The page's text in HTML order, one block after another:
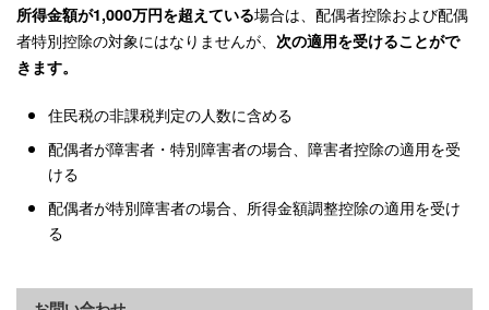
所得金額が1,000万円を超えている場合は、配偶者控除および配偶
者特別控除の対象にはなりませんが、 次の適用を受けることがで
きます。
住民税の非課税判定の人数に含める
配偶者が障害者・特別障害者の場合、障害者控除の適用を受
ける
配偶者が特別障害者の場合、所得金額調整控除の適用を受け
る